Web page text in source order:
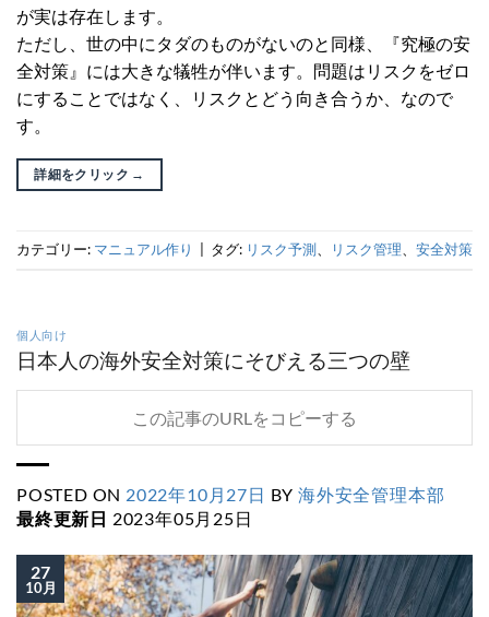
が実は存在します。
ただし、世の中にタダのものがないのと同様、『究極の安
全対策』には大きな犠牲が伴います。問題はリスクをゼロ
にすることではなく、リスクとどう向き合うか、なので
す。
詳細をクリック →
カテゴリー: マニュアル作り タグ: リスク予測 リスク管理 安全対策
個人向け
日本人の海外安全対策にそびえる三つの壁
この記事のURLをコピーする
POSTED ON 2022年10月27日 BY海外安全管理本部
最終更新日 2023年05月25日
27
10月